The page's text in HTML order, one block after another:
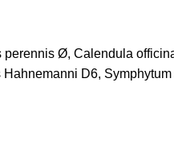
Ø, Calendula
D6,